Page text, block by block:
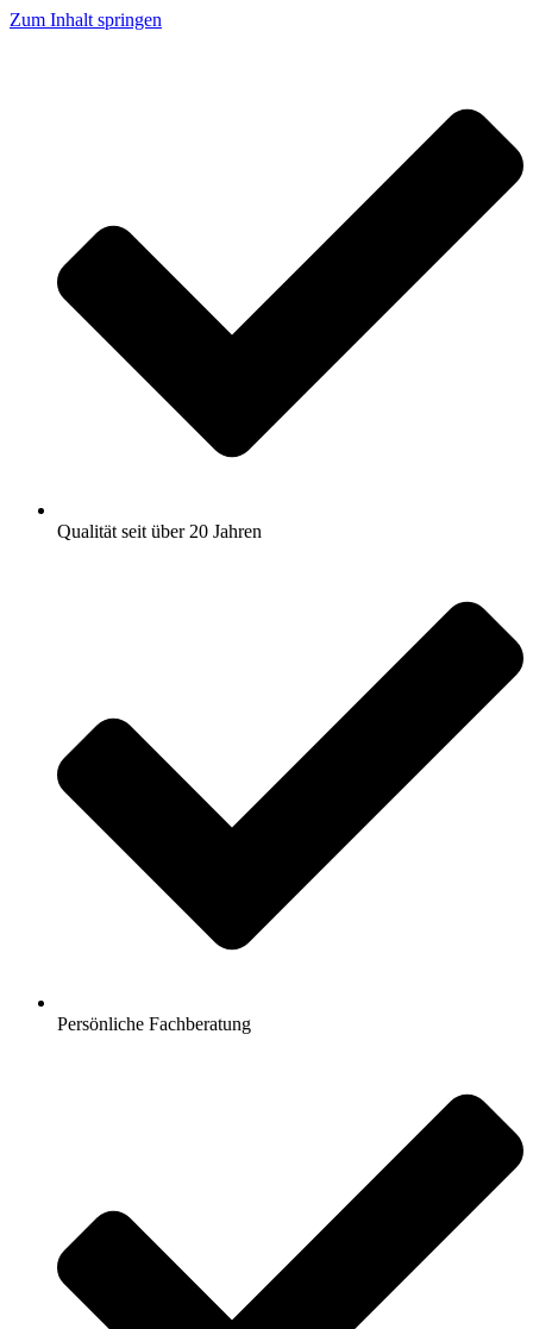
Zum Inhalt springen
Qualität seit über 20 Jahren
Persönliche Fachberatung